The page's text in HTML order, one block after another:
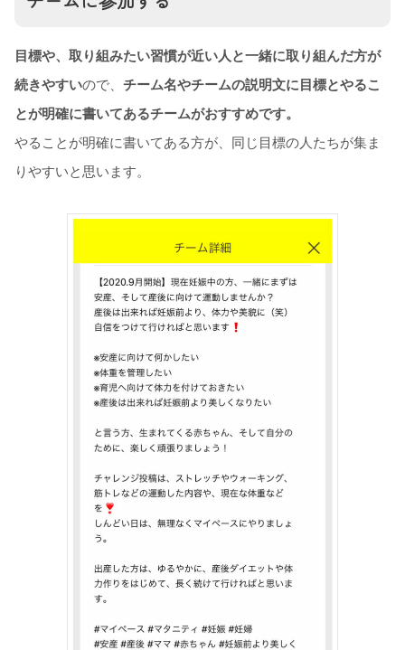
目標や、取り組みたい習慣が近い人と一緒に取り組んだ方が
続きやすいので、 チーム名やチームの説明文に目標とやるこ
とが明確に書いてあるチームがおすすめです。
やることが明確に書いてある方が、同じ目標の人たちが集ま
りやすいと思います。